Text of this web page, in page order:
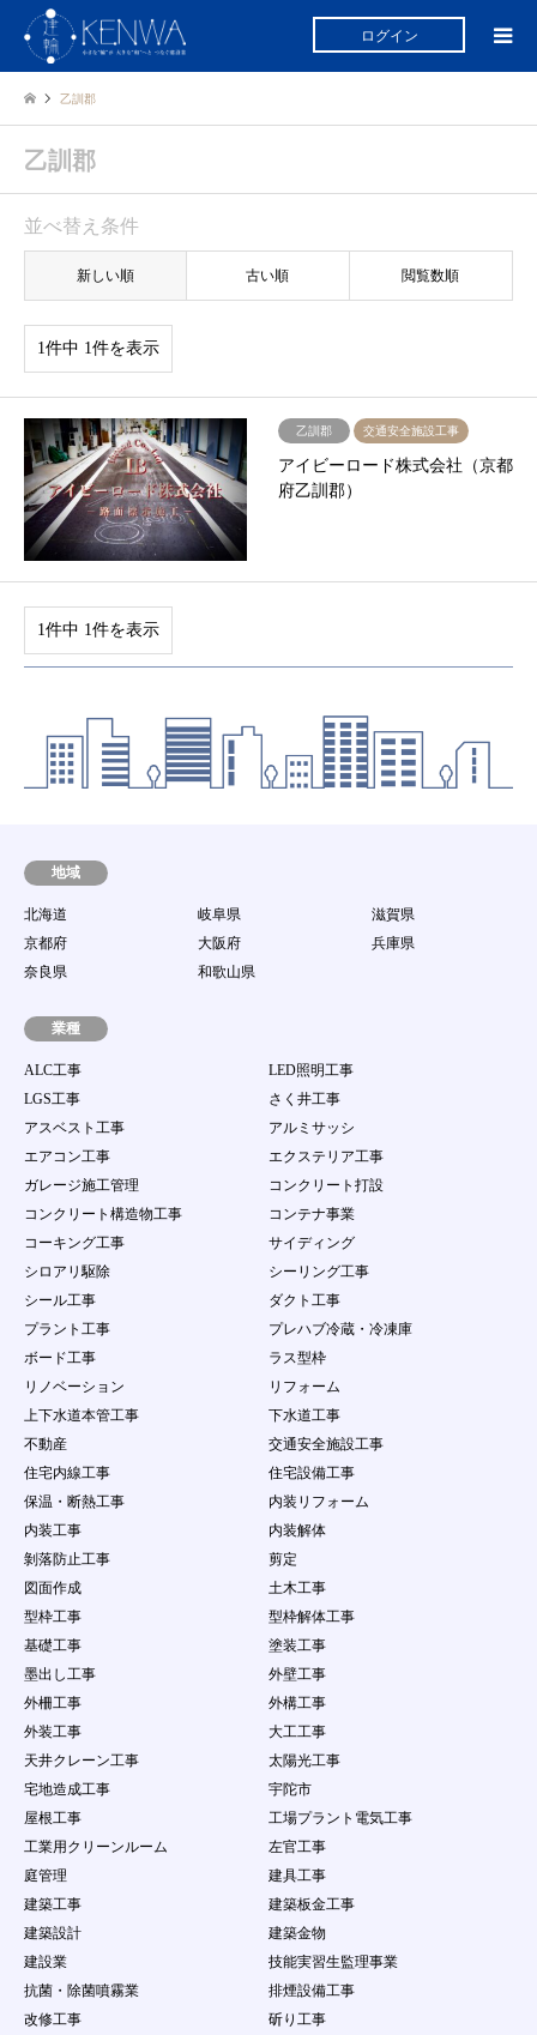
ログイン
乙訓郡
乙訓郡
並べ替え条件
新しい順 古い順 閲覧数順
1件中 1件を表示
乙訓郡 交通安全施設工事
アイビーロード株式会社（京都
府乙訓郡）
1件中 1件を表示
地域
北海道 岐阜県
滋賀県
京都府
大阪府
兵庫県
奈良県
和歌山県
業種
ALC工事
LED照明工事
LGS工事
さく井工事
アスベスト工事
アルミサッシ
エアコン工事
エクステリア工事
ガレージ施工管理
コンクリート打設
コンクリート構造物工事
コンテナ事業
コーキング工事
サイディング
シロアリ駆除
シーリング工事
シール工事
ダクト工事
プラント工事
プレハブ冷蔵・冷凍庫
ボード工事
ラス型枠
リノベーション
リフォーム
上下水道本管工事
下水道工事
不動産
交通安全施設工事
住宅内線工事
住宅設備工事
保温・断熱工事
内装リフォーム
内装工事
内装解体
剝落防止工事
剪定
図面作成
土木工事
型枠工事
型枠解体工事
基礎工事
塗装工事
墨出し工事
外壁工事
外柵工事
外構工事
外装工事
大工工事
天井クレーン工事
太陽光工事
宅地造成工事
宇陀市
屋根工事
工場プラント電気工事
工業用クリーンルーム
左官工事
庭管理
建具工事
建築工事
建築板金工事
建築設計
建築金物
建設業
技能実習生監理事業
抗菌・除菌噴霧業
排煙設備工事
改修工事
斫り工事